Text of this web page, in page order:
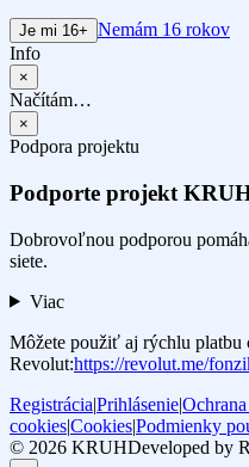
Je mi 16+ Nemám 16 rokov
Info
×
Načítám…
×
Podpora projektu
Podporte projekt
Dobrovoľnou podporou
siete.
Viac
Môžete použiť aj rýchlu platbu
Revolut:https://revolut.me/
Registrácia|Prihlásenie|
cookies|Cookies|Podmienky
© 2026 KRUHDeveloped by